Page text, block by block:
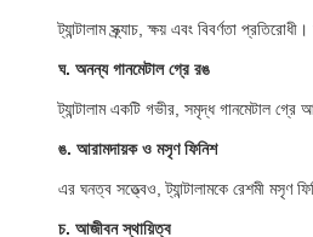
ট্যান্টালাম স্ক্র্যাচ, ক্ষয় এবং বিবর্ণতা
ঘ. অনন্য গানমেটাল গ্রে রঙ
ট্যান্টালাম একটি গভীর, সমৃদ্ধ গানমেটাল
ঙ. আরামদায়ক ও মসৃণ ফিনিশ
এর ঘনত্ব সত্ত্বেও, ট্যান্টালামকে রেশমী
চ. আজীবন স্থায়িত্ব